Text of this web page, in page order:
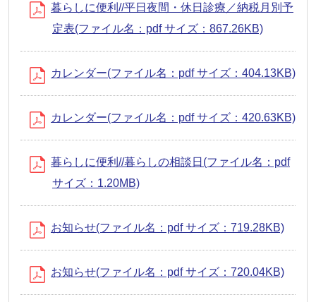
暮らしに便利//平日夜間・休日診療／納税月別予
定表(ファイル名：pdf サイズ：867.26KB)
カレンダー(ファイル名：pdf サイズ：404.13KB)
カレンダー(ファイル名：pdf サイズ：420.63KB)
暮らしに便利//暮らしの相談日(ファイル名：pdf
サイズ：1.20MB)
お知らせ(ファイル名：pdf サイズ：719.28KB)
お知らせ(ファイル名：pdf サイズ：720.04KB)